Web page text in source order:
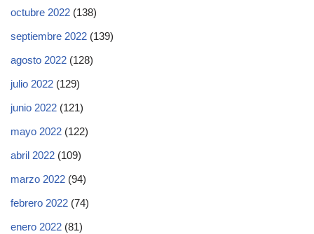
octubre 2022 (138)
septiembre 2022 (139)
agosto 2022 (128)
julio 2022 (129)
junio 2022 (121)
mayo 2022 (122)
abril 2022 (109)
marzo 2022 (94)
febrero 2022 (74)
enero 2022 (81)